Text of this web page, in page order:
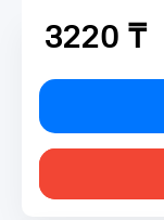
3220 ₸
3220 ₸